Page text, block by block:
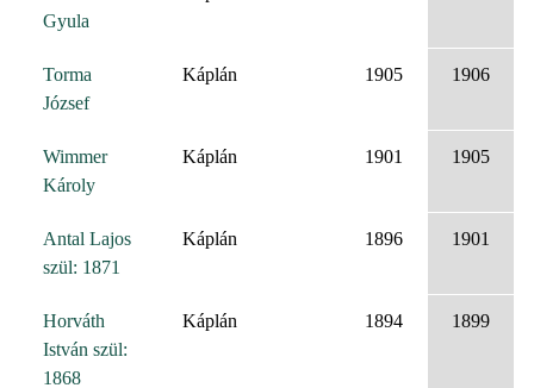
Gyula
Torma
József
Káplán 1905 1906
Wimmer
Károly
Káplán 1901 1905
Antal Lajos
szül: 1871
Káplán 1896 1901
Horváth
István szül:
1868
Káplán 1894 1899